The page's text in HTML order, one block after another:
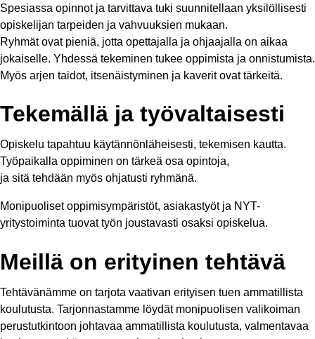
Spesiassa opinnot ja tarvittava tuki suunnitellaan yksilöllisesti
opiskelijan tarpeiden ja vahvuuksien mukaan.
Ryhmät ovat pieniä, jotta opettajalla ja ohjaajalla on aikaa
jokaiselle. Yhdessä tekeminen tukee oppimista ja onnistumista.
Myös arjen taidot, itsenäistyminen ja kaverit ovat tärkeitä.
Tekemällä ja työvaltaisesti
Opiskelu tapahtuu käytännönläheisesti, tekemisen kautta.
Työpaikalla oppiminen on tärkeä osa opintoja,
ja sitä tehdään myös ohjatusti ryhmänä.
Monipuoliset oppimisympäristöt, asiakastyöt ja NYT-
yritystoiminta tuovat työn joustavasti osaksi opiskelua.
Meillä on erityinen tehtävä
Tehtävänämme on tarjota vaativan erityisen tuen ammatillista
koulutusta. Tarjonnastamme löydät monipuolisen valikoiman
perustutkintoon johtavaa ammatillista koulutusta, valmentavaa